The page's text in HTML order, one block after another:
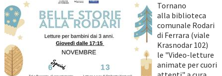
Tornano
alla biblioteca
comunale Rodari
di Ferrara (viale
Krasnodar 102)
le "Video-letture
animate per cuori